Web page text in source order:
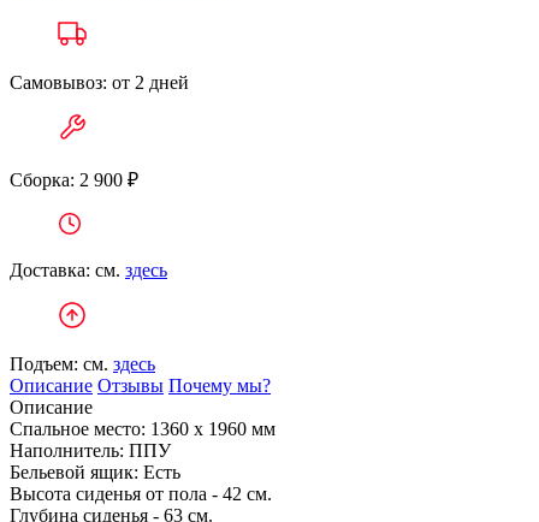
Самовывоз: от 2 дней
Сборка: 2 900 ₽
Доставка: см. здесь
Подъем: см. здесь
Описание Отзывы Почему мы?
Описание
Спальное место: 1360 х 1960 мм
Наполнитель: ППУ
Бельевой ящик: Есть
Высота сиденья от пола - 42 см.
Глубина сиденья - 63 см.